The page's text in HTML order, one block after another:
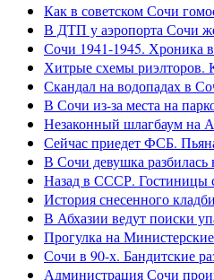
Как в советском Сочи
В ДТП у аэропорта Сочи
Сочи 1941-1945. Хроника
Хитрые схемы риэлторов.
Скандал на водопадах в
В Сочи из-за места на
Незаконный шлагбаум на
Сейчас приедет ФСБ.
В Сочи девушка разбилась
Назад в СССР. Гостиницы
История снесенного
В Абхазии ведут поиски
Прогулка на Министерские
Сочи в 90-х. Бандитские
Администрация Сочи